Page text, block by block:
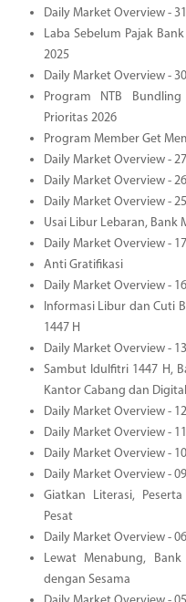
Daily Market Overview -
Laba Sebelum Pajak
2025
Daily Market Overview -
Program NTB
Prioritas 2026
Program Member Get
Daily Market Overview -
Daily Market Overview -
Daily Market Overview -
Usai Libur Lebaran, Bank
Daily Market Overview -
Anti Gratifikasi
Daily Market Overview -
Informasi Libur dan Cuti
1447 H
Daily Market Overview -
Sambut Idulfitri 1447 H,
Kantor Cabang dan Digital
Daily Market Overview -
Daily Market Overview -
Daily Market Overview -
Daily Market Overview -
Giatkan Literasi,
Pesat
Daily Market Overview -
Lewat Menabung,
dengan Sesama